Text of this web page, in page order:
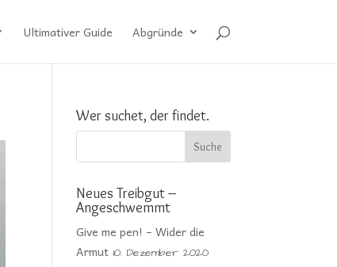
Ultimativer Guide Abgründe
Wer suchet, der findet.
Neues Treibgut –
Angeschwemmt
Give me pen! – Wider die
Armut 10. Dezember 2020